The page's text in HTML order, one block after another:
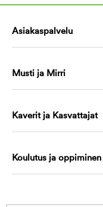
Asiakaspalvelu
Musti ja Mirri
Kaverit ja Kasvattajat
Koulutus ja oppiminen